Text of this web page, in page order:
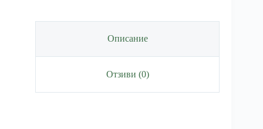
Описание
Отзиви (0)